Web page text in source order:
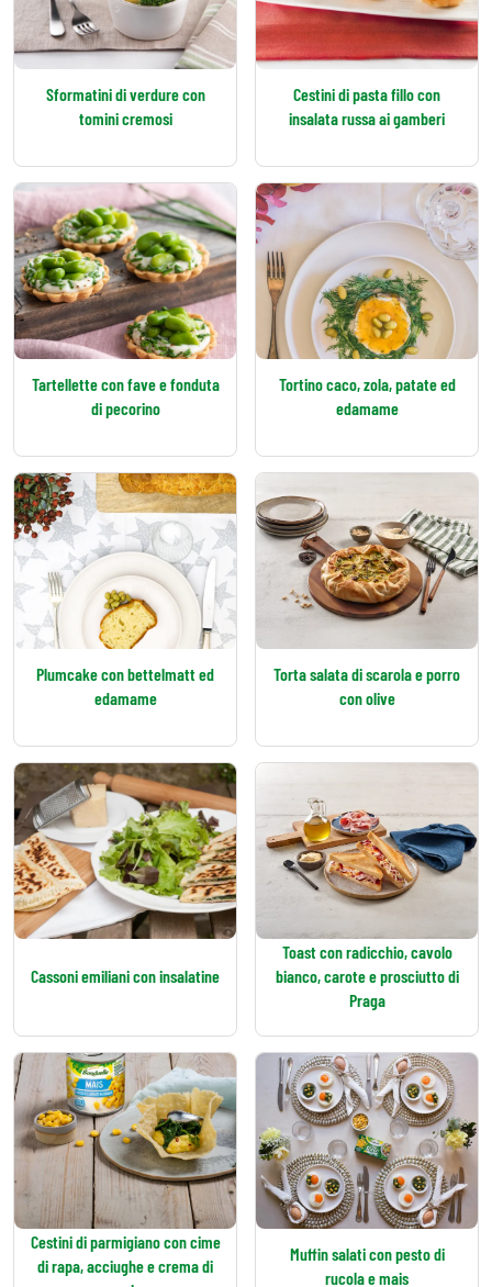
Sformatini di verdure con
tomini cremosi
Cestini di pasta fillo con
insalata russa ai gamberi
Tartellette con fave e fonduta
di pecorino
Tortino caco, zola, patate ed
edamame
Plumcake con bettelmatt ed
edamame
Torta salata di scarola e porro
con olive
Cassoni emiliani con insalatine
Toast con radicchio, cavolo
bianco, carote e prosciutto di
Praga
Cestini di parmigiano con cime
di rapa, acciughe e crema di
Muffin salati con pesto di
rucola e mais